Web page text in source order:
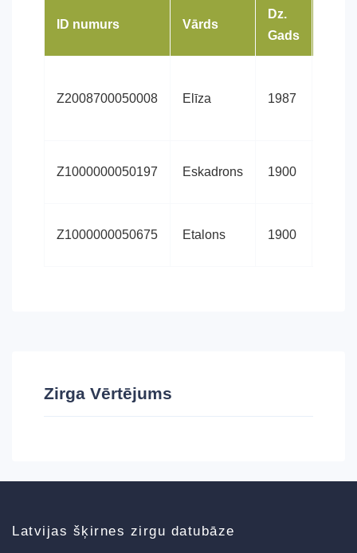
ID numurs Vārds
Dz.
Gads
Z2008700050008 Elīza 1987
Z1000000050197 Eskadrons 1900
Z1000000050675 Etalons 1900
Zirga Vērtējums
Latvijas šķirnes zirgu datubāze